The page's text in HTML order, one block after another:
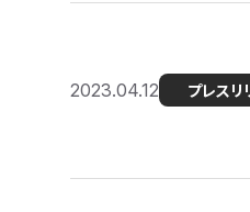
2023.04.12 プレスリ